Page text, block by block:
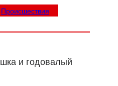
Происшествия
и годовалый